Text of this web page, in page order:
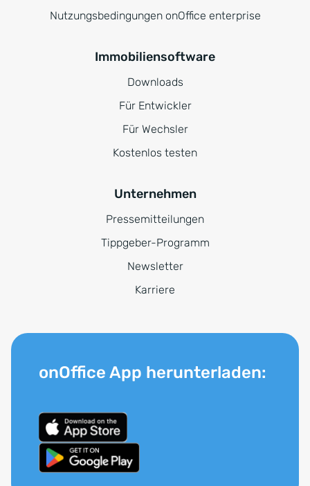
Nutzungsbedingungen onOffice enterprise
Immobiliensoftware
Downloads
Für Entwickler
Für Wechsler
Kostenlos testen
Unternehmen
Pressemitteilungen
Tippgeber-Programm
Newsletter
Karriere
onOffice App herunterladen: